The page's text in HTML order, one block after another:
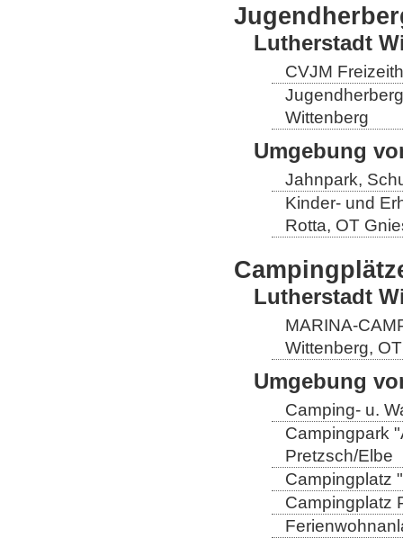
Lutherstadt
CVJM
Wittenberg
Umgebung
Jahnpark,
Kinder- und
Rotta, OT
Lutherstadt
MARINA-
Wittenberg,
Umgebung
Camping- u.
Campingpark
Pretzsch/Elbe
Campingplatz
Campingplatz